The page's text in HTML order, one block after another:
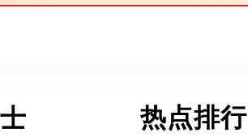
热点排行